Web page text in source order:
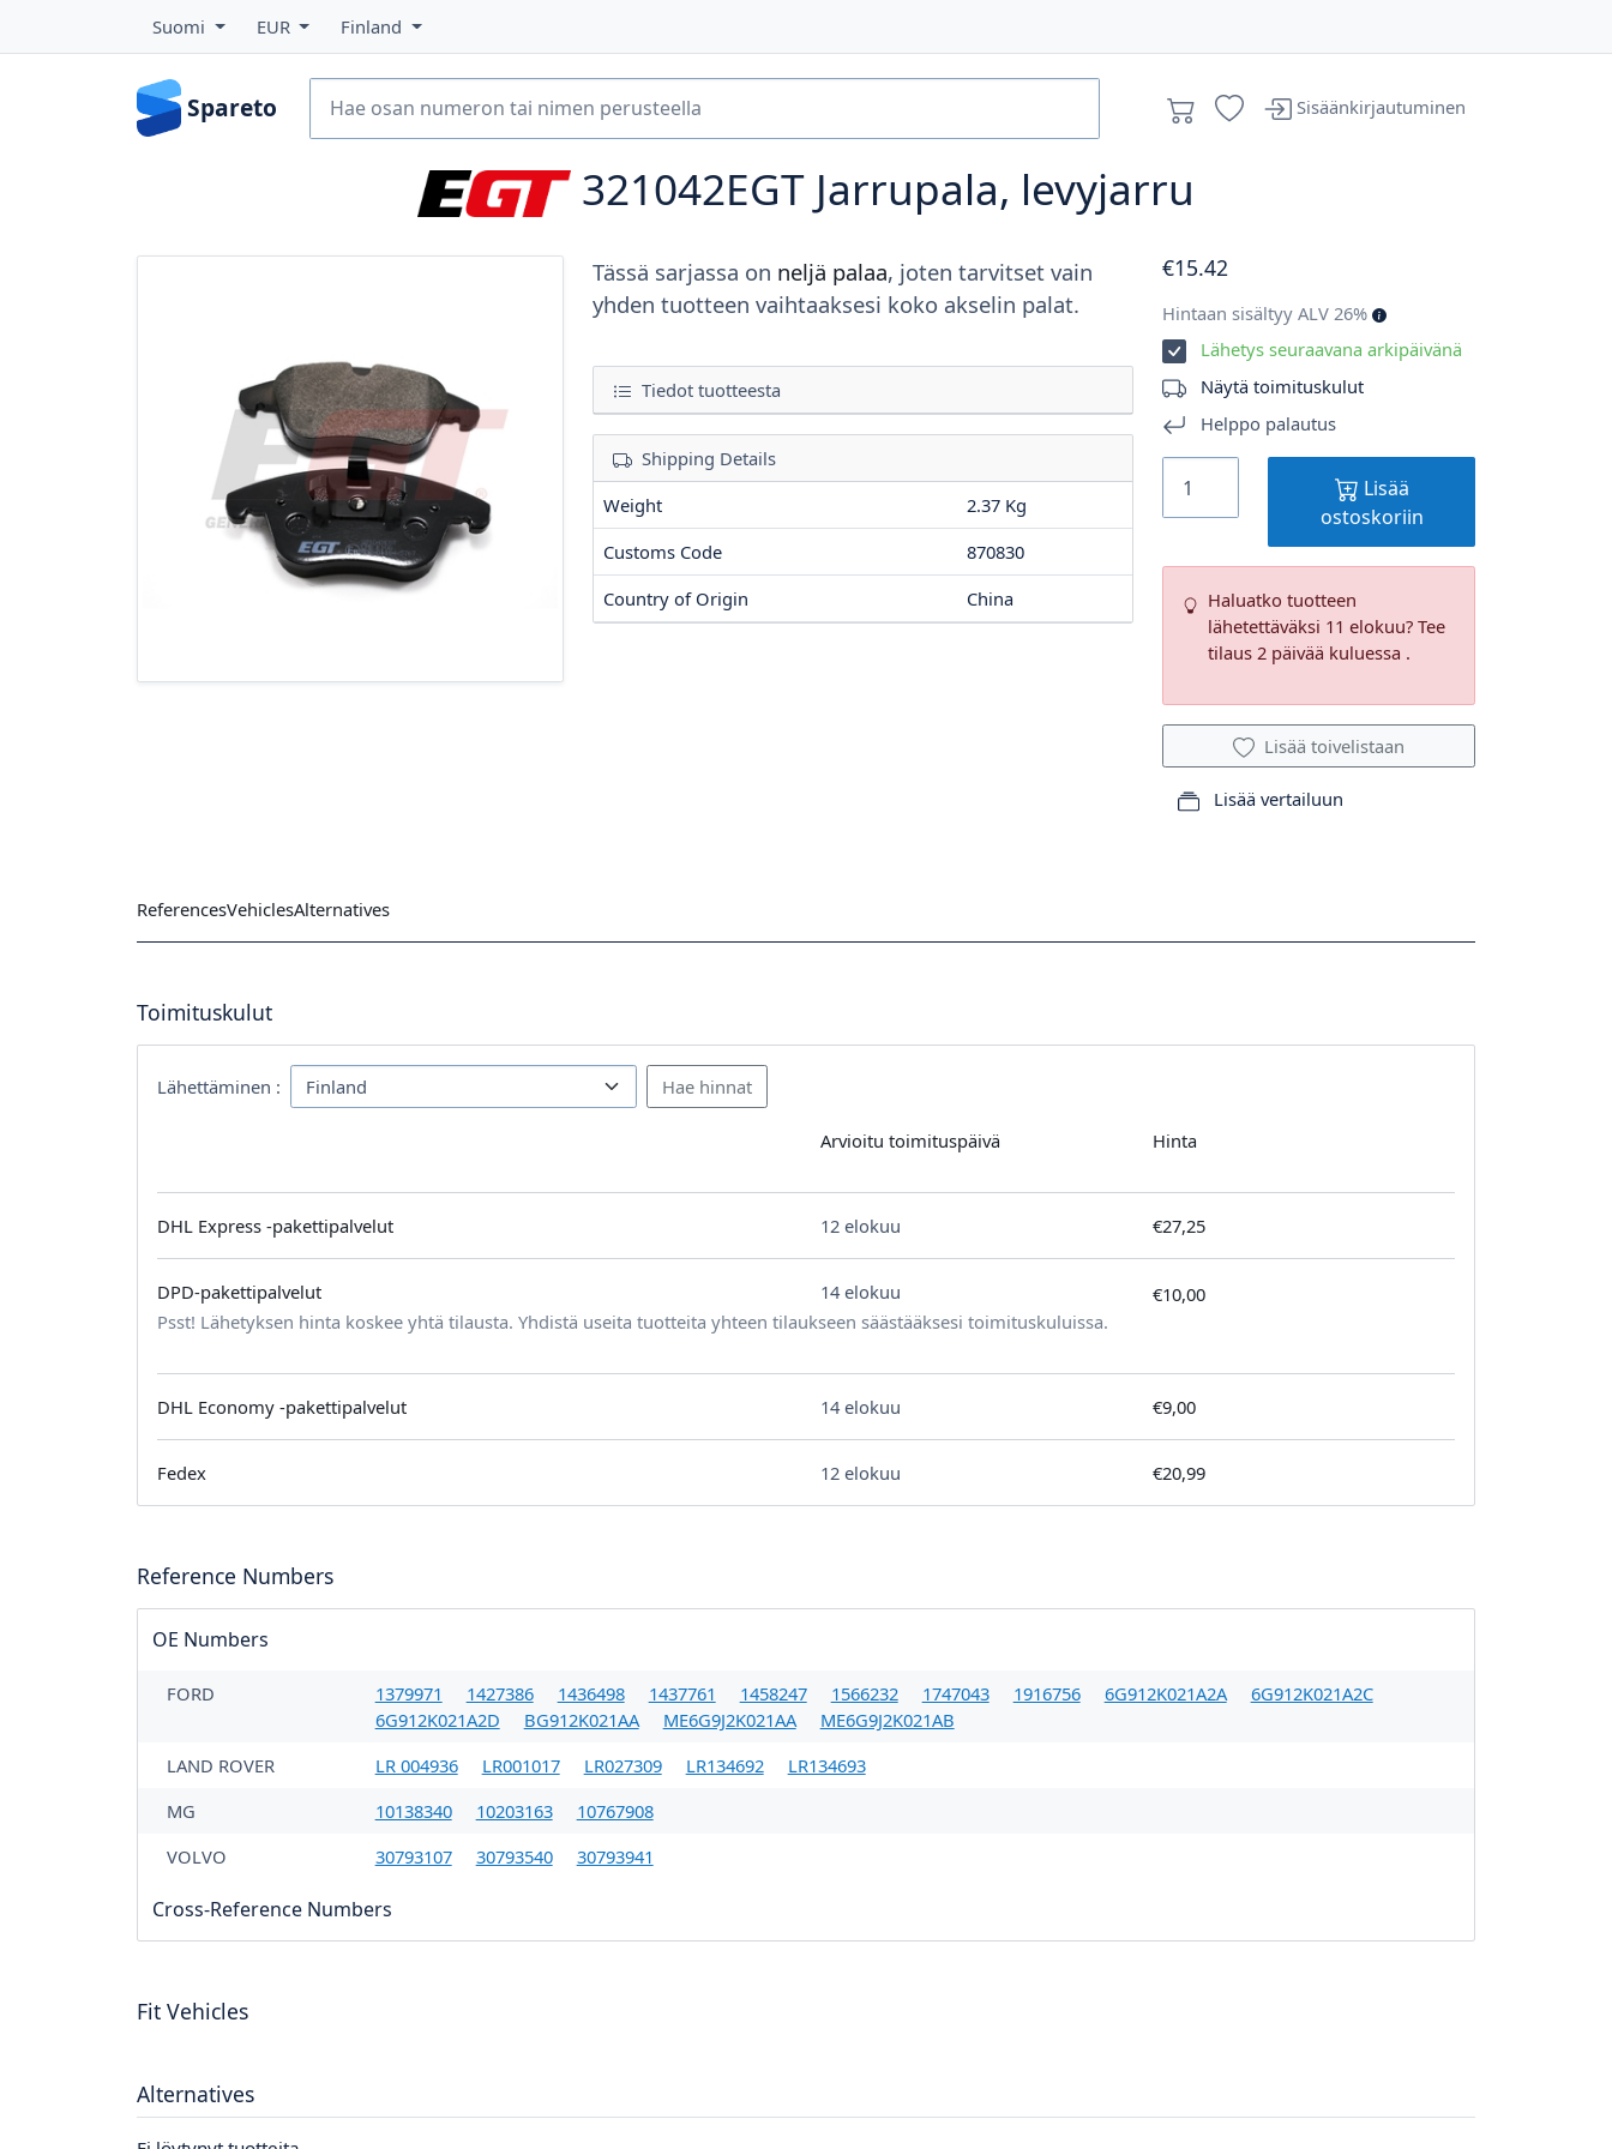
Suomi EUR Finland
Spareto Sisäänkirjautuminen
321042EGT Jarrupala, levyjarru
Tässä sarjassa on neljä palaa, joten tarvitset vain
yhden tuotteen vaihtaaksesi koko akselin palat.
Tiedot tuotteesta
Shipping Details
Weight
2.37 Kg
Customs Code
870830
Country of Origin
China
€15.42
Hintaan sisältyy ALV 26%
Lähetys seuraavana arkipäivänä
Näytä toimituskulut
Helppo palautus
Lisää
ostoskoriin
Haluatko tuotteen
lähetettäväksi 11 elokuu? Tee
tilaus 2 päivää kuluessa .
Lisää toivelistaan
Lisää vertailuun
ReferencesVehiclesAlternatives
Toimituskulut
Lähettäminen :
Arvioitu toimituspäivä Hinta
DHL Express -pakettipalvelut 12 elokuu €27,25
DPD-pakettipalvelut 14 elokuu €10,00
Psst! Lähetyksen hinta koskee yhtä tilausta. Yhdistä useita tuotteita yhteen tilaukseen säästääksesi toimituskuluissa.
DHL Economy -pakettipalvelut 14 elokuu €9,00
Fedex 12 elokuu €20,99
Reference Numbers
OE Numbers
FORD 1379971 1427386 1436498 1437761 1458247 1566232 1747043 1916756 6G912K021A2A
6G912K021A2C
6G912K021A2D
BG912K021AA ME6G9J2K021AA
ME6G9J2K021AB
LAND ROVER
LR 004936 LR001017 LR027309 LR134692
LR134693
MG
10138340 10203163
10767908
VOLVO
30793107 30793540 30793941
Cross-Reference Numbers
Fit Vehicles
Alternatives